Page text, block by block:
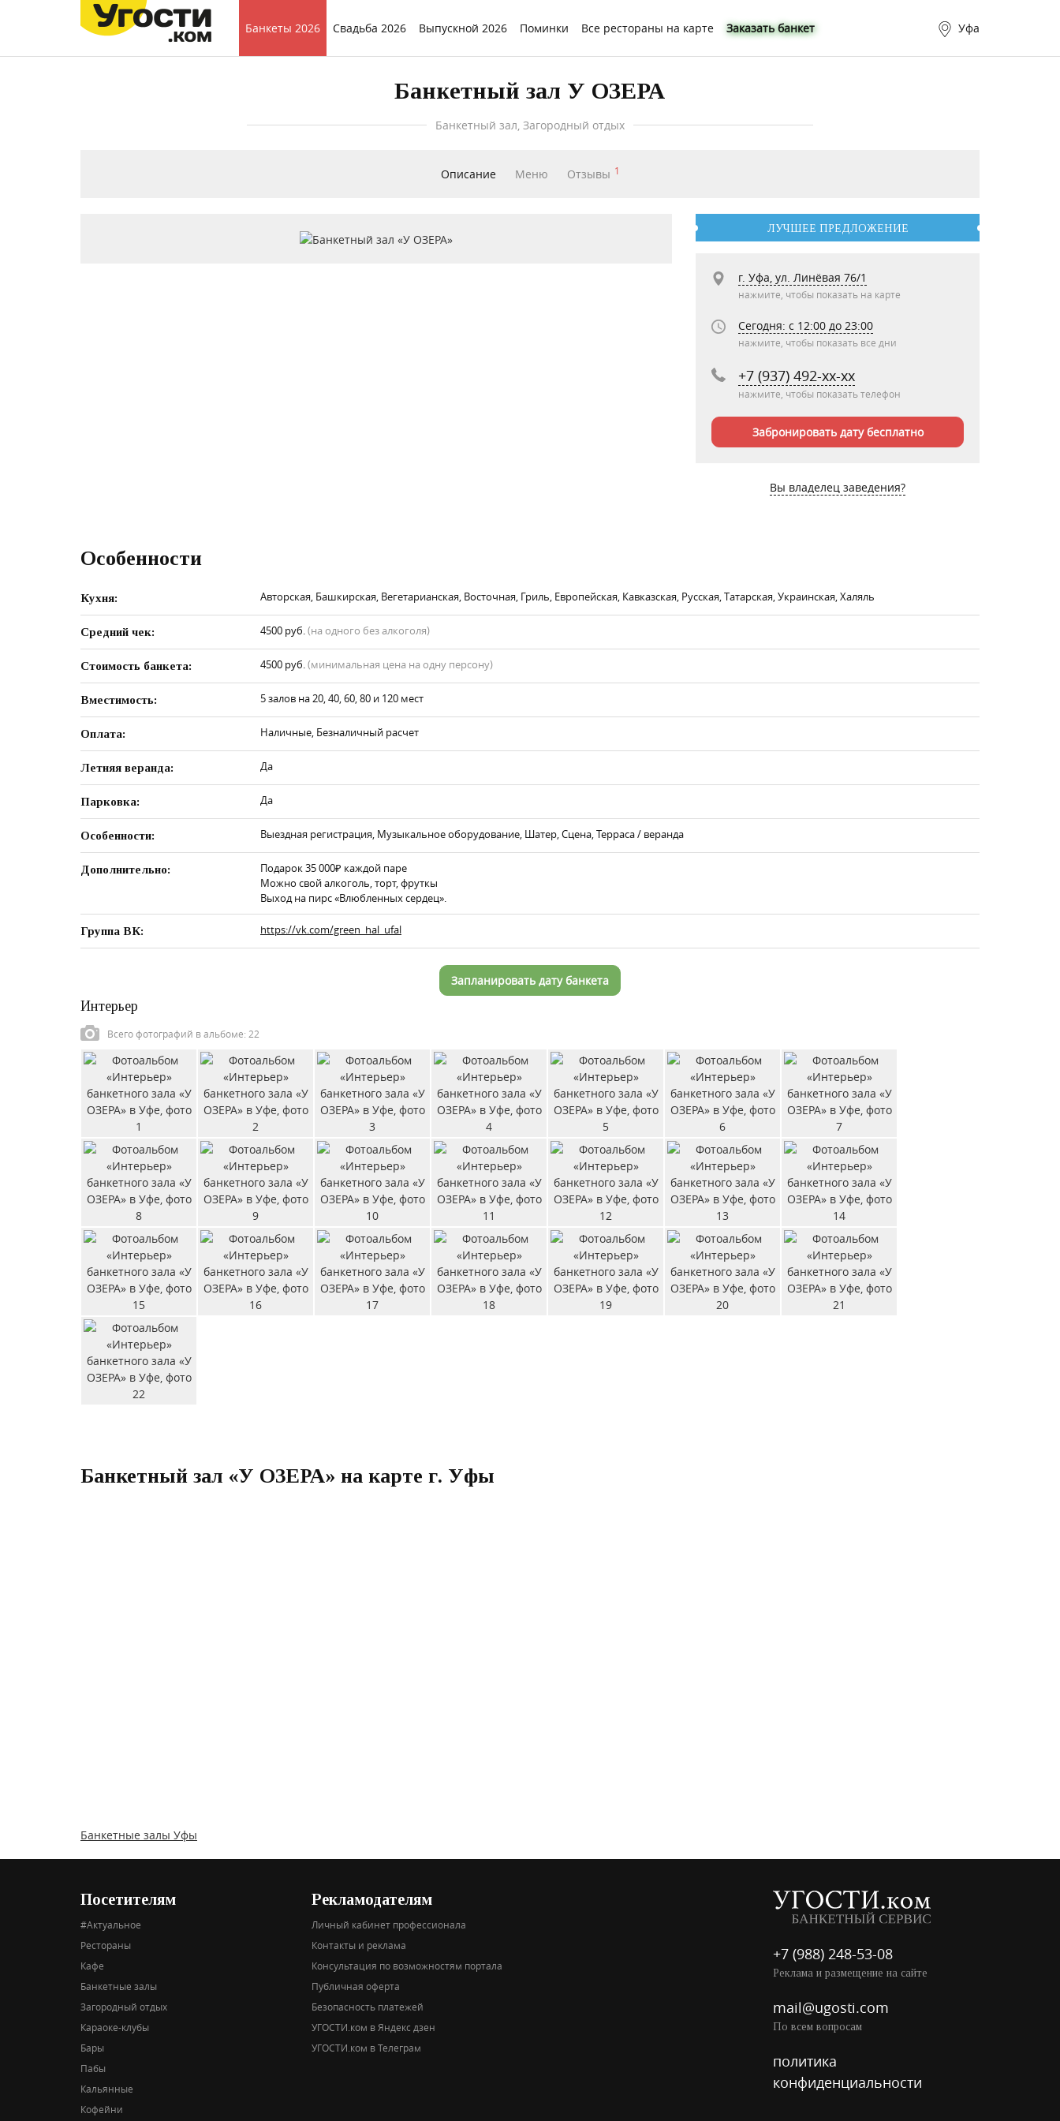
Банкеты 2026 Свадьба 2026 Выпускной 2026 Поминки Все рестораны на карте Заказать банкет Уфа
Банкетный зал У ОЗЕРА
Банкетный зал, Загородный отдых
Описание Меню Отзывы 1
ЛУЧШЕЕ ПРЕДЛОЖЕНИЕ
г. Уфа, ул. Линёвая 76/1
нажмите, чтобы показать на карте
Сегодня: c 12:00 до 23:00
нажмите, чтобы показать все дни
+7 (937) 492-xx-xx
нажмите, чтобы показать телефон
Забронировать дату бесплатно
Вы владелец заведения?
Особенности
Кухня: Авторская, Башкирская, Вегетарианская, Восточная, Гриль, Европейская, Кавказская, Русская, Татарская, Украинская, Халяль
Средний чек: 4500 руб.(на одного без алкоголя)
Стоимость банкета: 4500 руб.(минимальная цена на одну персону)
Вместимость: 5 залов на 20, 40, 60, 80 и 120 мест
Оплата: Наличные, Безналичный расчет
Летняя веранда: Да
Парковка: Да
Особенности: Выездная регистрация, Музыкальное оборудование, Шатер, Сцена, Терраса / веранда
Дополнительно:
Подарок 35 000₽ каждой паре
Можно свой алкоголь, торт, фруткы
Выход на пирс «Влюбленных сердец».
Группа ВК: https://vk.com/green_hal_ufal
Запланировать дату банкета
Интерьер
Всего фотографий в альбоме: 22
Банкетный зал «У ОЗЕРА» на карте г. Уфы
Банкетные залы Уфы
Посетителям
#Актуальное
Рестораны
Кафе
Банкетные залы
Загородный отдых
Караоке-клубы
Бары
Пабы
Кальянные
Кофейни
Рекламодателям
Личный кабинет профессионала
Контакты и реклама
Консультация по возможностям портала
Публичная оферта
Безопасность платежей
УГОСТИ.ком в Яндекс дзен
УГОСТИ.ком в Телеграм
+7 (988) 248-53-08
Реклама и размещение на сайте
mail@ugosti.com
По всем вопросам
политика
конфиденциальности